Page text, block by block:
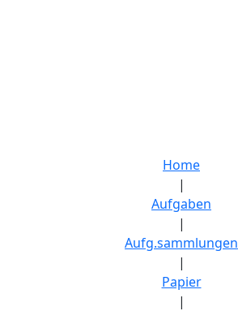
Home
|
Aufgaben
|
Aufg.sammlungen
|
Papier
|